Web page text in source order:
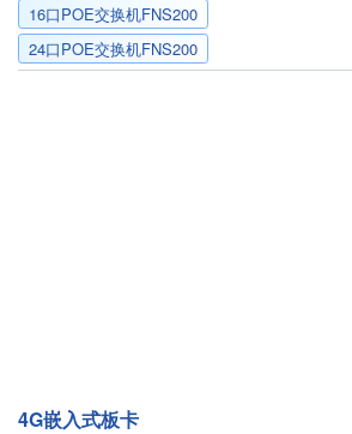
16口POE交换机FNS200
24口POE交换机FNS200
4G嵌入式板卡